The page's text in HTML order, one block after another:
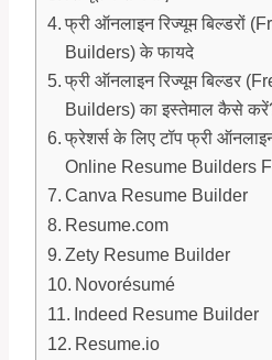
फ्री ऑनलाइन रिज्यूम बिल्डरों
Builders) के फायदे
फ्री ऑनलाइन रिज्यूम बिल्डर
Builders) का इस्तेमाल कैसे
फ्रेशर्स के लिए टॉप फ्री
Online Resume Builders
Canva Resume Builder
Resume.com
Zety Resume Builder
Novorésumé
Indeed Resume Builder
Resume.io